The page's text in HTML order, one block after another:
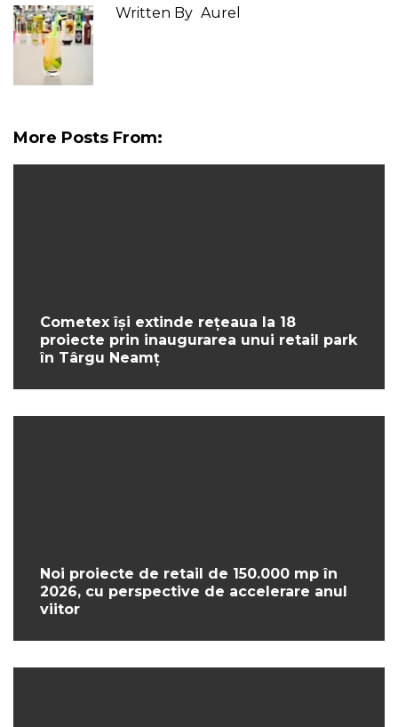
Written By Aurel
More Posts From:
Cometex își extinde rețeaua la 18
proiecte prin inaugurarea unui retail park
în Târgu Neamț
Noi proiecte de retail de 150.000 mp în
2026, cu perspective de accelerare anul
viitor